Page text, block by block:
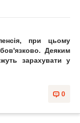
при цьому
Деяким
зарахувати у
0